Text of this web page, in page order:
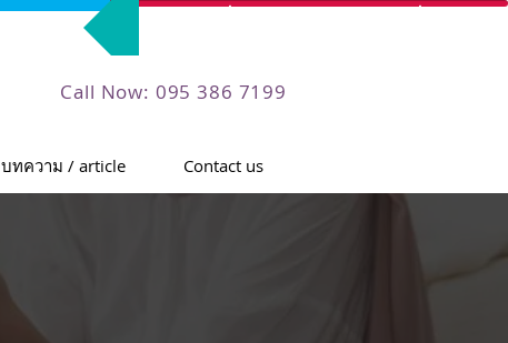
Call Now: 095 386 7199
บทความ / article Contact us